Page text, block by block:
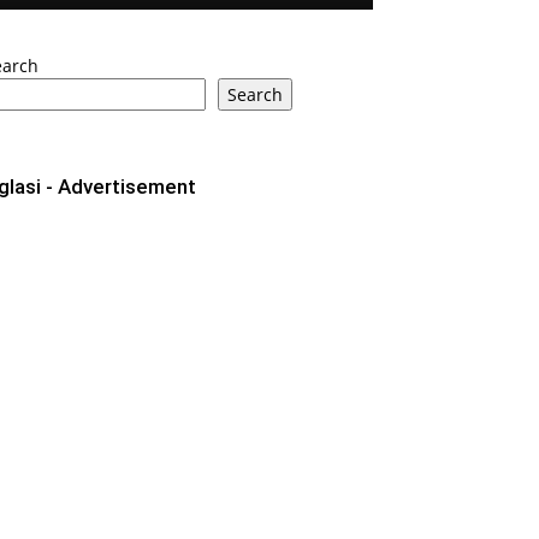
Search
- Advertisement